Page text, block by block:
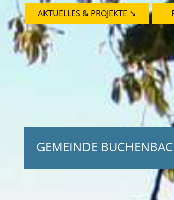
GEMEINDE
AKTUELLES & PROJEKTE ➘